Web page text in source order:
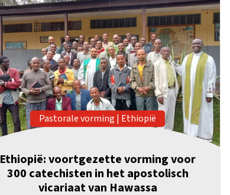
Pastorale vorming | Ethiopië
Ethiopië: voortgezette vorming voor
300 catechisten in het apostolisch
vicariaat van Hawassa